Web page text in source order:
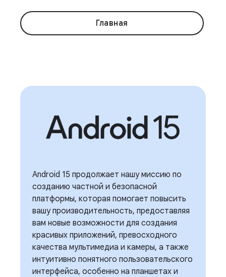
Главная
Android 15 продолжает нашу миссию по
созданию частной и безопасной
платформы, которая помогает повысить
вашу производительность, предоставляя
вам новые возможности для создания
красивых приложений, превосходного
качества мультимедиа и камеры, а также
интуитивно понятного пользовательского
интерфейса, особенно на планшетах и ​​